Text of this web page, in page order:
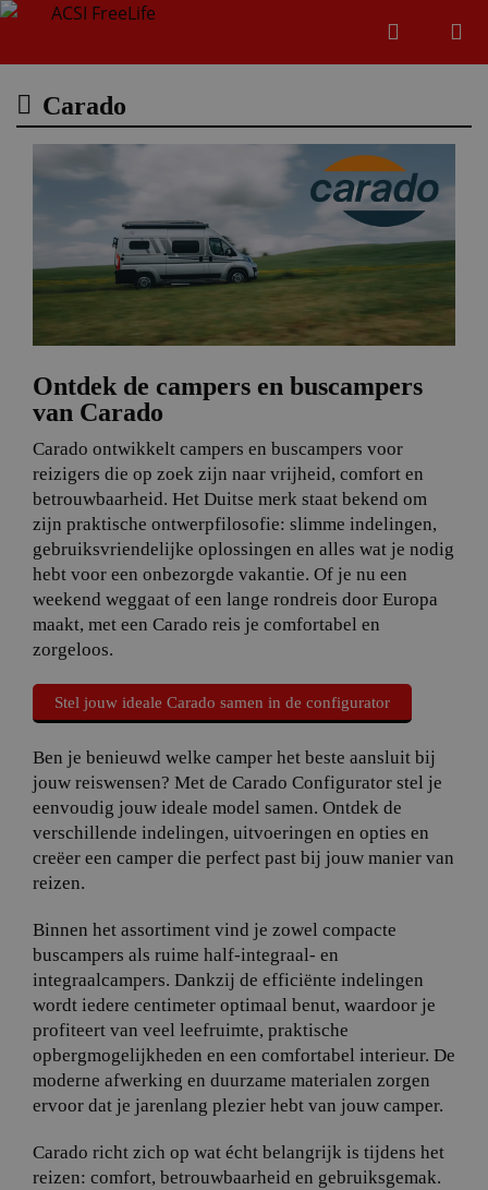
Zoeken
Carado
Ontdek de campers en buscampers
van Carado
Carado ontwikkelt campers en buscampers voor
reizigers die op zoek zijn naar vrijheid, comfort en
betrouwbaarheid. Het Duitse merk staat bekend om
zijn praktische ontwerpfilosofie: slimme indelingen,
gebruiksvriendelijke oplossingen en alles wat je nodig
hebt voor een onbezorgde vakantie. Of je nu een
weekend weggaat of een lange rondreis door Europa
maakt, met een Carado reis je comfortabel en
zorgeloos.
Stel jouw ideale Carado samen in de configurator
Ben je benieuwd welke camper het beste aansluit bij
jouw reiswensen? Met de Carado Configurator stel je
eenvoudig jouw ideale model samen. Ontdek de
verschillende indelingen, uitvoeringen en opties en
creëer een camper die perfect past bij jouw manier van
reizen.
Binnen het assortiment vind je zowel compacte
buscampers als ruime half-integraal- en
integraalcampers. Dankzij de efficiënte indelingen
wordt iedere centimeter optimaal benut, waardoor je
profiteert van veel leefruimte, praktische
opbergmogelijkheden en een comfortabel interieur. De
moderne afwerking en duurzame materialen zorgen
ervoor dat je jarenlang plezier hebt van jouw camper.
Carado richt zich op wat écht belangrijk is tijdens het
reizen: comfort, betrouwbaarheid en gebruiksgemak.